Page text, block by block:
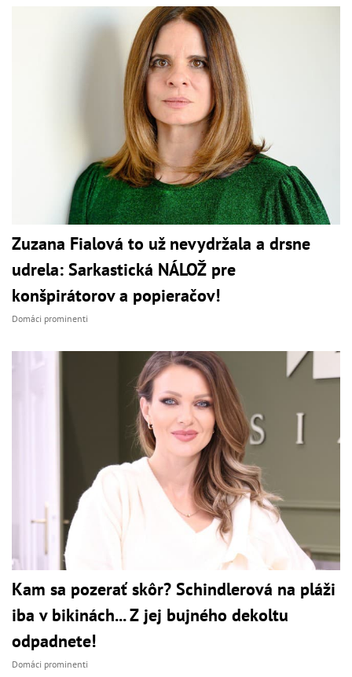
Zuzana Fialová to už nevydržala a drsne
udrela: Sarkastická NÁLOŽ pre
konšpirátorov a popieračov!
Domáci prominenti
Kam sa pozerať skôr? Schindlerová na pláži
iba v bikinách... Z jej bujného dekoltu
odpadnete!
Domáci prominenti